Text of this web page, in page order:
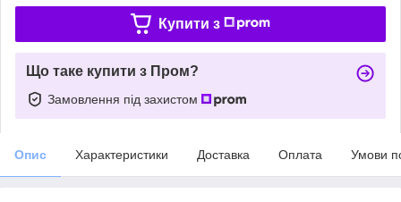
Купити з
Що таке купити з Пром?
Замовлення під захистом
Опис Характеристики Доставка Оплата Умови